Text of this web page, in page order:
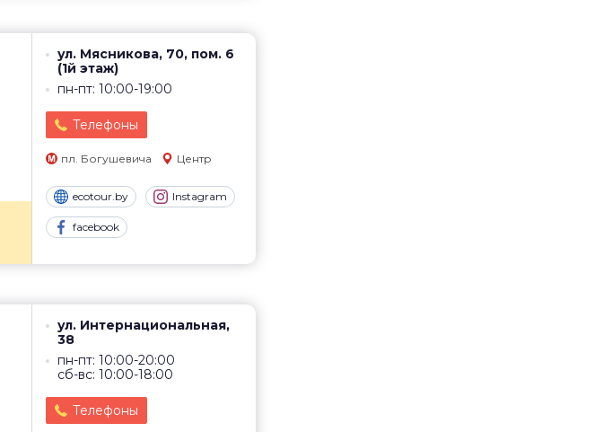
ул. Мясникова, 70, пом. 6
(1й этаж)
пн-пт: 10:00-19:00
Телефоны
пл. Богушевича Центр
ecotour.by Instagram
facebook
ул. Интернациональная,
38
пн-пт: 10:00-20:00
сб-вс: 10:00-18:00
Телефоны